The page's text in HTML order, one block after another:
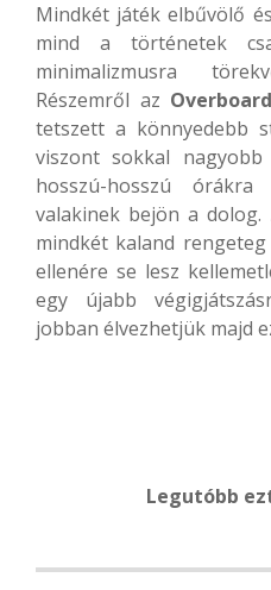
Mindkét játék elbűvölő
mind a történetek
minimalizmusra
Részemről az
tetszett a könnyedebb
viszont sokkal
hosszú-hosszú
valakinek bejön a
mindkét kaland
ellenére se lesz
egy újabb
jobban élvezhetjük majd
Legutóbb